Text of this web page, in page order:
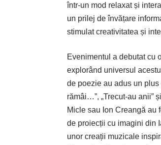
într-un mod relaxat și
un prilej de învățare
stimulat creativitatea și
Evenimentul a debutat cu
explorând universul
de poezie au adus un
rămâi…”, „Trecut-au anii”
Micle sau Ion Creangă au
de proiecții cu imagini din
unor creații muzicale